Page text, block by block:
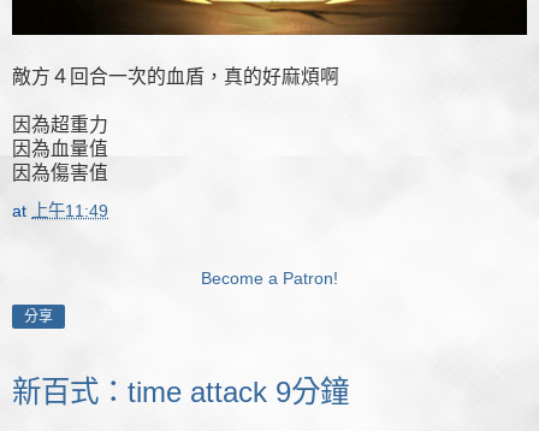
敵方４回合一次的血盾，真的好麻煩啊
因為超重力
因為血量值
因為傷害值
at 上午11:49
Become a Patron!
分享
新百式：time attack 9分鐘